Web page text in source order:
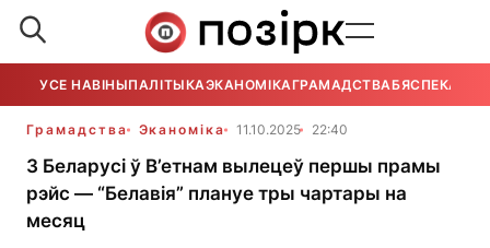
УСЕ НАВІНЫПАЛІТЫКАЭКАНОМІКАГРАМАДСТВАБЯСПЕКА
Грамадства Эканоміка 11.10.2025 22:40
З Беларусі ў В’етнам вылецеў першы прамы
рэйс — “Белавія” плануе тры чартары на
месяц